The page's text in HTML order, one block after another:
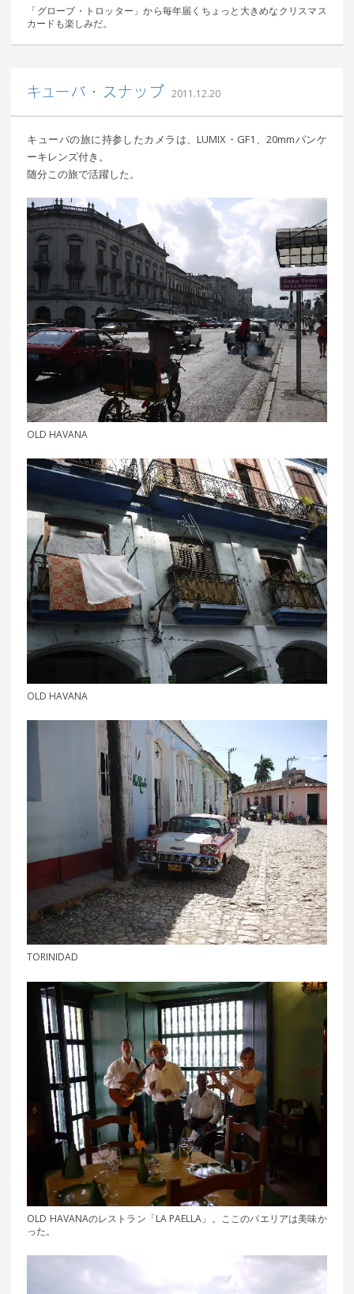
「グローブ・トロッター」から毎年届くちょっと大きめなクリスマス
カードも楽しみだ。
キューバ・スナップ 2011.12.20｜ 更新日：
込山 敏郎
キューバの旅に持参したカメラは、LUMIX・GF1、20mmパンケ
ーキレンズ付き。
随分この旅で活躍した。
OLD HAVANA
OLD HAVANA
TORINIDAD
OLD HAVANAのレストラン「LA PAELLA」。ここのパエリアは美味か
った。